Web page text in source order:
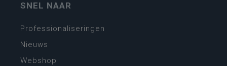
SNEL NAAR
Professionaliseringen
Nieuws
Webshop